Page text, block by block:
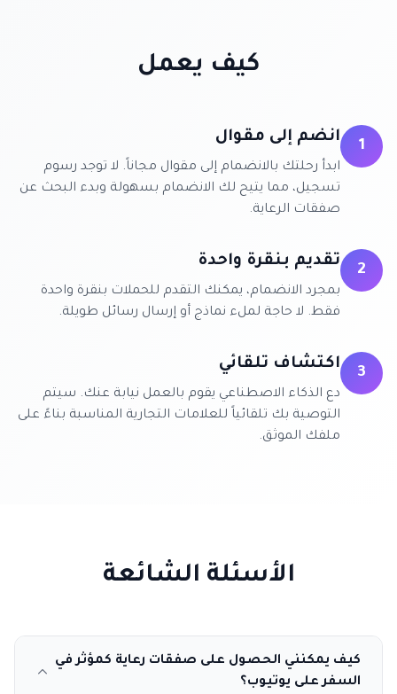
كيف يعمل
1 انضم إلى مقوال
ابدأ رحلتك بالانضمام إلى مقوال مجاناً. لا توجد رسوم
تسجيل، مما يتيح لك الانضمام بسهولة وبدء البحث عن
صفقات الرعاية.
2 تقديم بنقرة واحدة
بمجرد الانضمام، يمكنك التقدم للحملات بنقرة واحدة
فقط. لا حاجة لملء نماذج أو إرسال رسائل طويلة.
3 اكتشاف تلقائي
دع الذكاء الاصطناعي يقوم بالعمل نيابة عنك. سيتم
التوصية بك تلقائياً للعلامات التجارية المناسبة بناءً على
ملفك الموثق.
الأسئلة الشائعة
كيف يمكنني الحصول على صفقات رعاية كمؤثر في
السفر على يوتيوب؟